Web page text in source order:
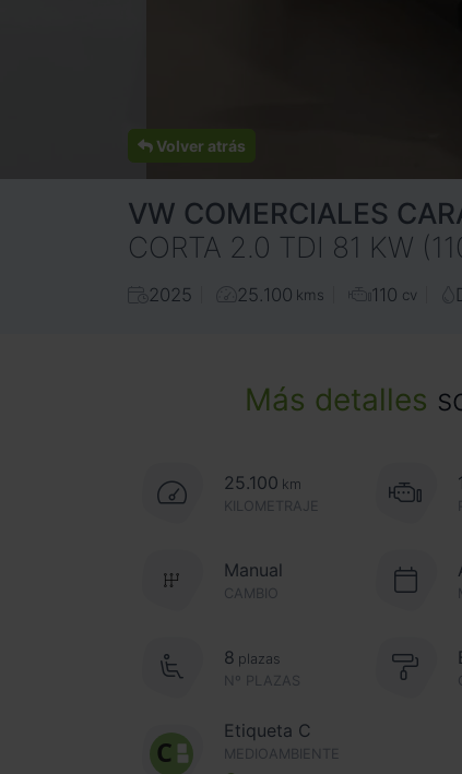
Volver atrás
VW COMERCIALES
CORTA 2.0 TDI 81 KW
2025 25.100 kms 110 cv
Más detalles
25.100 km
KILOMETRAJE
CAMBIO
Manual
Nº PLAZAS
8 plazas
Etiqueta C
MEDIOAMBIENTE